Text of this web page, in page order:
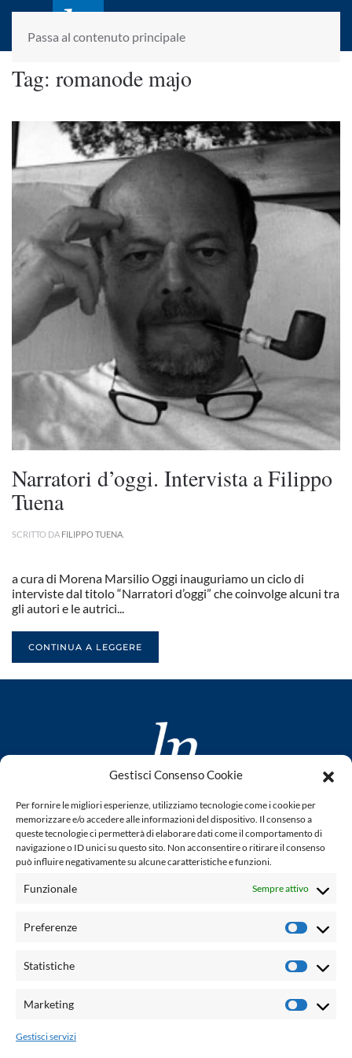
Gestisci Consenso Cookie
Per fornire le migliori esperienze, utilizziamo tecnologie come i cookie per
memorizzare e/o accedere alle informazioni del dispositivo. Il consenso a
queste tecnologie ci permetterà di elaborare dati come il comportamento di
navigazione o ID unici su questo sito. Non acconsentire o ritirare il consenso
può influire negativamente su alcune caratteristiche e funzioni.
Funzionale Sempre attivo
Preferenze
Statistiche
Marketing
Gestisci servizi
Passa al contenuto principale
laletteraturaenoi.it
fondato da Romano Luperini
Tag: romanode majo
Narratori d’oggi. Intervista a Filippo
Tuena
SCRITTO DA FILIPPO TUENA
a cura di Morena Marsilio Oggi inauguriamo un ciclo di
interviste dal titolo “Narratori d’oggi” che coinvolge alcuni tra
gli autori e le autrici...
CONTINUA A LEGGERE
www.laletteraturaenoi.it
fondato da Romano Luperini
Questo blog non rappresenta una testata giornalistica in
quanto viene aggiornato senza alcuna periodicità. Non può
legge n° 62 del 7.03.2001. L'autore non è responsabile per
email: